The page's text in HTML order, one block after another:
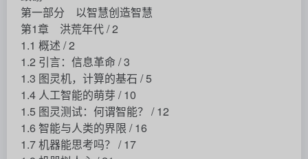
第一部分 以智慧创造智慧
第1章 洪荒年代 / 2
1.1 概述 / 2
1.2 引言：信息革命 / 3
1.3 图灵机，计算的基石 / 5
1.4 人工智能的萌芽 / 10
1.5 图灵测试：何谓智能？ / 12
1.6 智能与人类的界限 / 16
1.7 机器能思考吗？ / 17